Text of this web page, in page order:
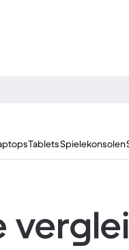
TabletsSpielekonsolen